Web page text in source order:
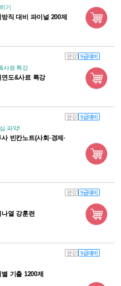
기
직 대비 파이널 200제
완강 9급대비
사료 특강
도&사료 특강
완강 9급대비
파악!
빈칸노트(사회·경제·
완강 9급대비
열 강훈련
완강 9급대비
기출 1200제